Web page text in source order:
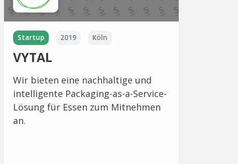
Startup 2019 Köln
VYTAL
Wir bieten eine nachhaltige und
intelligente Packaging-as-a-Service-
Lösung für Essen zum Mitnehmen
an.